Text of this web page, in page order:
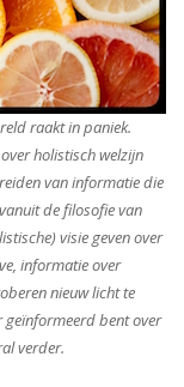
raakt in paniek.
holistisch welzijn
van informatie die
de filosofie van
visie geven over
informatie over
nieuw licht te
geïnformeerd bent over
verder.